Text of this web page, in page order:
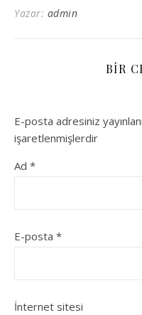
Yazar: admin
BIR
E-posta adresiniz
işaretlenmişlerdir
Ad *
E-posta *
İnternet sitesi